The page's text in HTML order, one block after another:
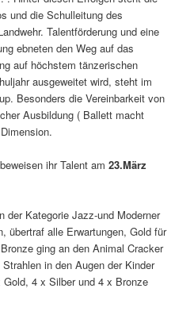
und die Schulleitung des
Talentförderung und eine
ebneten den Weg auf das
auf höchstem tänzerischen
ausgeweitet wird, steht im
Besonders die Vereinbarkeit von
Ausbildung ( Ballett macht
ihr Talent am23.März
der Kategorie Jazz-und Moderner
übertraf alle Erwartungen, Gold für
ging an den Animal Cracker
in den Augen der Kinder
4 x Silber und 4 x Bronze